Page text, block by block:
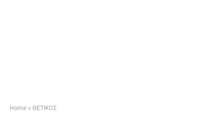
Home » ΘΕΤΙΚΟΣ